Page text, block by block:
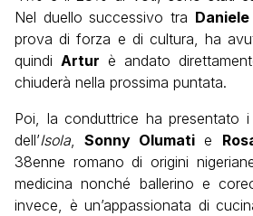
Nel duello successivo tra Daniele
prova di forza e di cultura, ha
quindi Artur è andato
chiuderà nella prossima puntata.
Poi, la conduttrice ha presentato
dell’Isola ,Sonny Olumati e
38enne romano di origini
medicina nonché ballerino e
invece, è un’appassionata di